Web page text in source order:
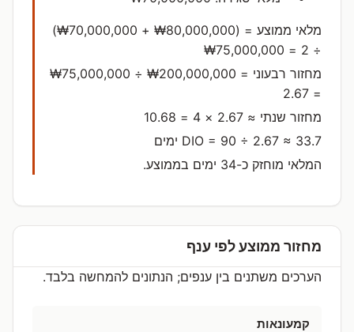
מלאי ממוצע = (₩80,000,000 + ₩70,000,000)
÷ 2 = ₩75,000,000
מחזור רבעוני = ₩200,000,000 ÷ ₩75,000,000
= 2.67
מחזור שנתי ≈ 2.67 × 4 = ‎10.68‎
DIO = 90 ÷ 2.67 ≈ ‎33.7‎ ימים
המלאי מוחזק כ-‎34‎ ימים בממוצע.
מחזור ממוצע לפי ענף
הערכים משתנים בין ענפים; הנתונים להמחשה בלבד.
קמעונאות